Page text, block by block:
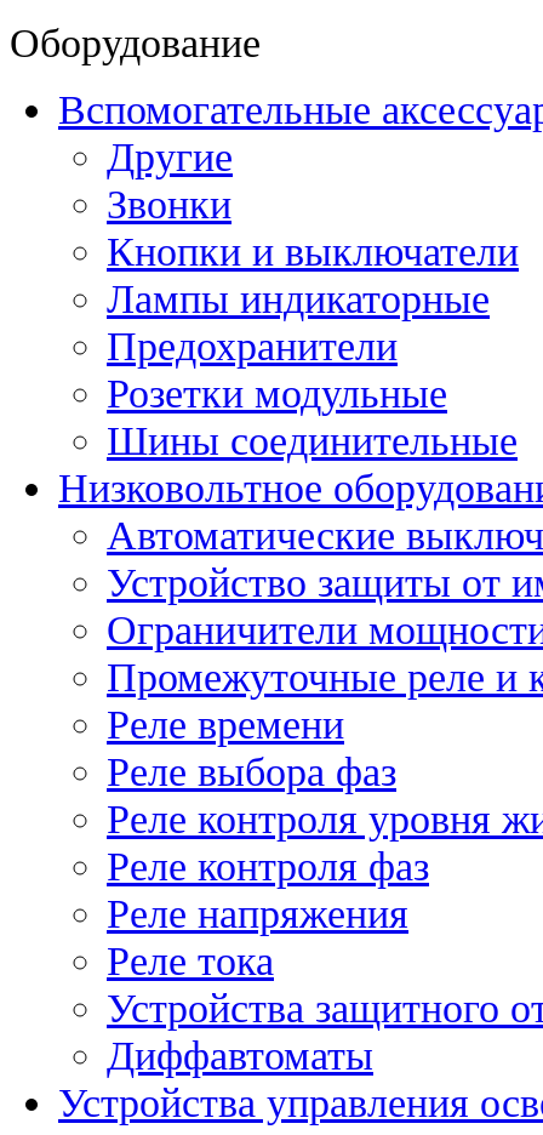
Оборудование
Вспомогательные
Другие
Звонки
Кнопки и выключатели
Лампы индикаторные
Предохранители
Розетки модульные
Шины соединительные
Низковольтное
Автоматические
Устройство защиты от
Ограничители
Промежуточные реле и
Реле времени
Реле выбора фаз
Реле контроля уровня
Реле контроля фаз
Реле напряжения
Реле тока
Устройства защитного
Диффавтоматы
Устройства управления